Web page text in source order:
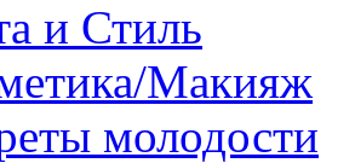
и Стиль
Макияж
молодости